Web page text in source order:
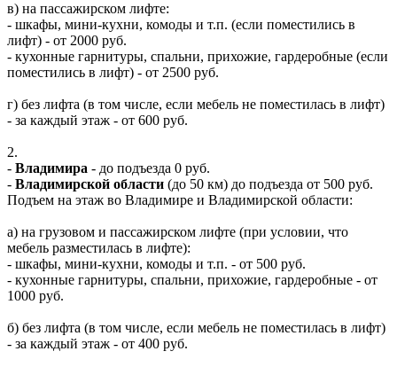
в) на пассажирском лифте:
- шкафы, мини-кухни, комоды и т.п. (если поместились в
лифт) - от 2000 руб.
- кухонные гарнитуры, спальни, прихожие, гардеробные (если
поместились в лифт) - от 2500 руб.
г) без лифта (в том числе, если мебель не поместилась в лифт)
- за каждый этаж - от 600 руб.
2.
- Владимира - до подъезда 0 руб.
- Владимирской области (до 50 км) до подъезда от 500 руб.
Подъем на этаж во Владимире и Владимирской области:
а) на грузовом и пассажирском лифте (при условии, что
мебель разместилась в лифте):
- шкафы, мини-кухни, комоды и т.п. - от 500 руб.
- кухонные гарнитуры, спальни, прихожие, гардеробные - от
1000 руб.
б) без лифта (в том числе, если мебель не поместилась в лифт)
- за каждый этаж - от 400 руб.